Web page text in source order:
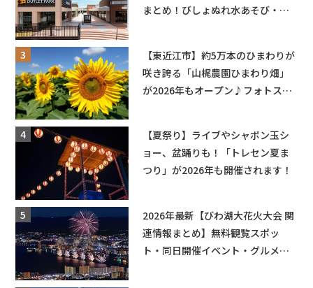
まとめ！びしょぬれ水あそび・激
【東近江市】約5万本のひまわりが
咲き誇る「山梶農園ひまわり畑」
が2026年もオープン♪フォトスポ
【夏祭り】ライブやシャボン玉シ
ョー、盆踊りも！「トレセン夏ま
つり」が2026年も開催されます！
2026年最新【びわ湖大花火大会 関
連情報まとめ】無料観覧スポッ
ト・同日開催イベント・グルメマ